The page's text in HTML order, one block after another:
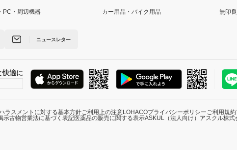
PC・周辺機器 カー用品・バイク用品 無印
ニュースレター
快適に
ラスメントに対する基本方針ご利用上の注意LOHACOプライバシーポリシーご利用規約
示古物営業法に基づく表記医薬品の販売に関する表示ASKUL（法人向け） アスクル株式